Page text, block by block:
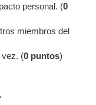
personal. (0
miembros del
vez. (0 puntos)